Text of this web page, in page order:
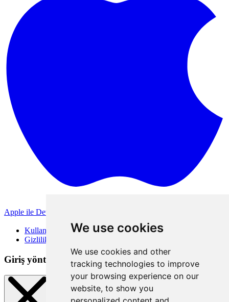
We use cookies
We use cookies and other
tracking technologies to improve
your browsing experience on our
website, to show you
Apple ile Devam Et
Kullanım Koşulları
Gizlilik Politikası
Giriş yöntemleri